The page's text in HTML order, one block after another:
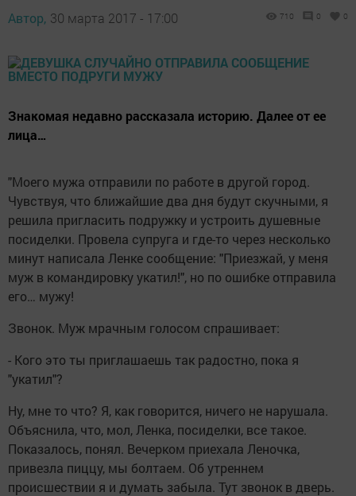
Автор, 30 марта 2017 - 17:00 710 0 0
Знакомая недавно рассказала историю. Далее от ее
лица…
"Моего мужа отправили по работе в другой город.
Чувствуя, что ближайшие два дня будут скучными, я
решила пригласить подружку и устроить душевные
посиделки. Провела супруга и где-то через несколько
минут написала Ленке сообщение: "Приезжай, у меня
муж в командировку укатил!", но по ошибке отправила
его… мужу!
Звонок. Муж мрачным голосом спрашивает:
- Кого это ты приглашаешь так радостно, пока я
"укатил"?
Ну, мне то что? Я, как говорится, ничего не нарушала.
Объяснила, что, мол, Ленка, посиделки, все такое.
Показалось, понял. Вечерком приехала Леночка,
привезла пиццу, мы болтаем. Об утреннем
происшествии я и думать забыла. Тут звонок в дверь.